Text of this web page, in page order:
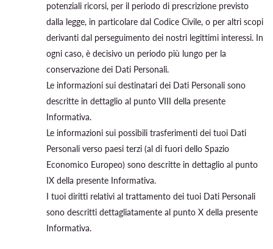
potenziali ricorsi, per il periodo di prescrizione previsto
dalla legge, in particolare dal Codice Civile, o per altri scopi
derivanti dal perseguimento dei nostri legittimi interessi. In
ogni caso, è decisivo un periodo più lungo per la
conservazione dei Dati Personali.
Le informazioni sui destinatari dei Dati Personali sono
descritte in dettaglio al punto VIII della presente
Informativa.
Le informazioni sui possibili trasferimenti dei tuoi Dati
Personali verso paesi terzi (al di fuori dello Spazio
Economico Europeo) sono descritte in dettaglio al punto
IX della presente Informativa.
I tuoi diritti relativi al trattamento dei tuoi Dati Personali
sono descritti dettagliatamente al punto X della presente
Informativa.